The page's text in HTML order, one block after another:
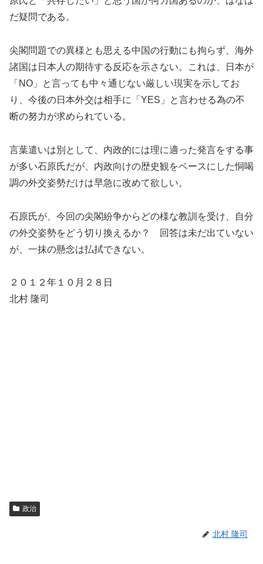
だ疑問である。
尖閣問題での異様とも思える中国の行動にも拘らず、海外
諸国は日本人の期待する反応を示さない。これは、日本が
「NO」と言っても中々通じない厳しい現実を示してお
り、今後の日本外交は相手に「YES」と言わせる為の不
断の努力が求められている。
言葉遣いは別として、内政的には理に適った発言をする事
が多い石原氏だが、内政向けの歴史観をベースにした恫喝
調の外交姿勢だけは早急に改めて欲しい。
石原氏が、今回の尖閣紛争からどの様な教訓を受け、自分
の外交姿勢をどう切り換えるか？ 回答は未だ出ていない
が、一抹の懸念は払拭できない。
２０１２年１０月２８日
北村 隆司
政治
北村 隆司